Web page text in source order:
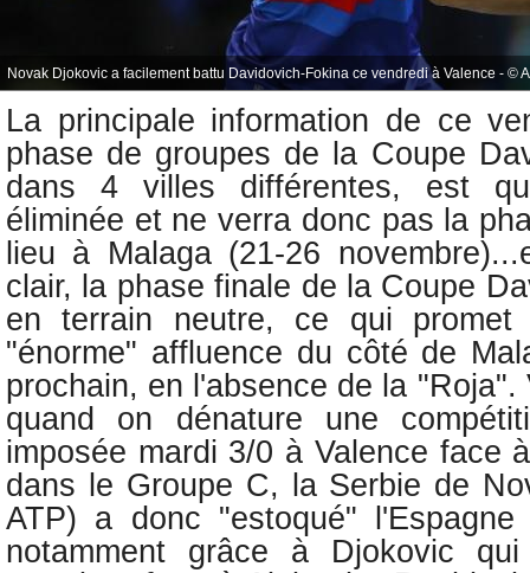
Novak Djokovic a facilement battu Davidovich-Fokina ce vendredi à Valence - ©
La principale information de ce
phase de groupes de la Coupe
dans 4 villes différentes, est
éliminée et ne verra donc pas la
lieu à Malaga (21-26
clair, la phase finale de la Coupe
en terrain neutre, ce qui promet
"énorme" affluence du côté de
prochain, en l'absence de la "Roja".
quand on dénature une
imposée mardi 3/0 à Valence face
dans le Groupe C, la Serbie de
ATP) a donc "estoqué"
notamment grâce à Djokovic